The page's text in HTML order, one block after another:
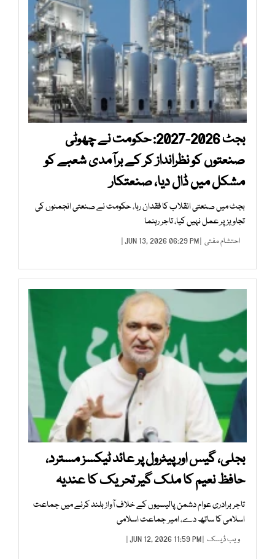
بجٹ 2026-2027: حکومت نے چھوٹی
صنعتوں کو نظرانداز کر کے برآمدی شعبے کو
مشکل میں ڈال دیا، صنعتکار
بجٹ میں صنعتی انقلاب کا فقدان رہا، حکومت نے صنعتی انجمنوں کی
تجاویز پر عمل نہیں کیا، تاجر رہنما
احتشام مفتی | JUN 13, 2026 06:29 PM |
بجلی، گیس اور پیٹرول پر عائد ٹیکسز مسترد،
حافظ نعیم کا ملک گیر تحریک کا عندیہ
تاجر برادری عوام دشمن پالیسیوں کے خلاف آواز بلند کرنے میں جماعت
اسلامی کا ساتھ دے، امیر جماعت اسلامی
ویب ڈیسک | JUN 12, 2026 11:59 PM |